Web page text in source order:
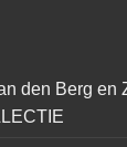
den Berg en